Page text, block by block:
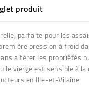
produit
parfaite pour les
pression à froid
altérer les propriétés
vierge est sensible à
en Ille-et-Vilaine